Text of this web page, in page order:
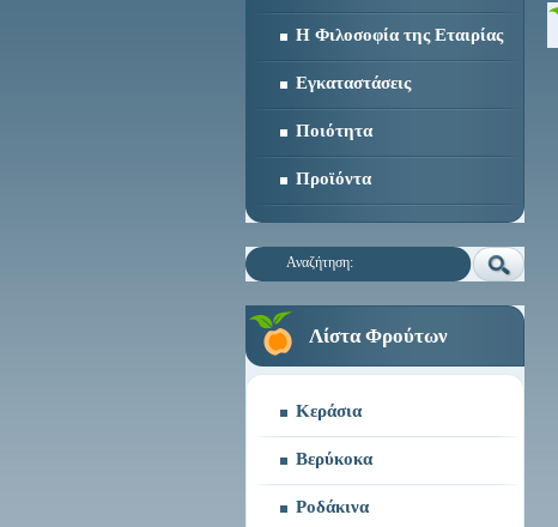
Η Φιλοσοφία της Εταιρίας
Εγκαταστάσεις
Ποιότητα
Προϊόντα
Αναζήτηση:
Λίστα Φρούτων
Κεράσια
Βερύκοκα
Ροδάκινα